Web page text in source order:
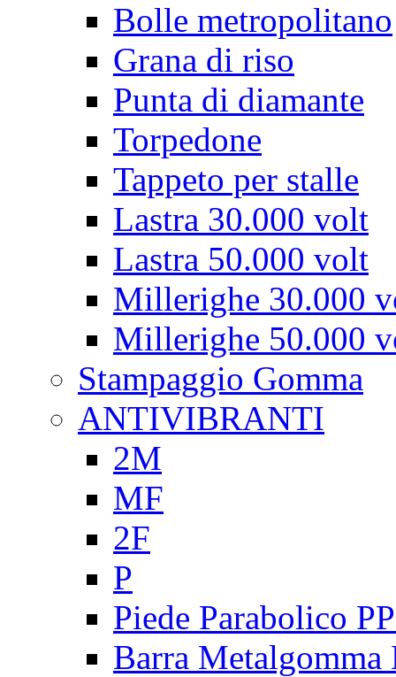
Bolle metropolitano
Grana di riso
Punta di diamante
Torpedone
Tappeto per stalle
Lastra 30.000 volt
Lastra 50.000 volt
Millerighe 30.000
Millerighe 50.000
Stampaggio Gomma
ANTIVIBRANTI
2M
MF
2F
P
Piede Parabolico
Barra Metalgomma